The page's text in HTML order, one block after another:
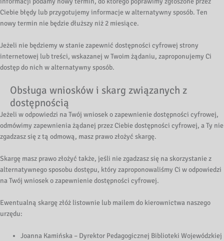
Ciebie błędy lub przygotujemy informacje w alternatywny sposób. Ten
nowy termin nie będzie dłuższy niż 2 miesiące.
Jeżeli nie będziemy w stanie zapewnić dostępności cyfrowej strony
internetowej lub treści, wskazanej w Twoim żądaniu, zaproponujemy Ci
dostęp do nich w alternatywny sposób.
Obsługa wniosków i skarg związanych z
dostępnością
Jeżeli w odpowiedzi na Twój wniosek o zapewnienie dostępności cyfrowej,
odmówimy zapewnienia żądanej przez Ciebie dostępności cyfrowej, a Ty nie
zgadzasz się z tą odmową, masz prawo złożyć skargę.
Skargę masz prawo złożyć także, jeśli nie zgadzasz się na skorzystanie z
alternatywnego sposobu dostępu, który zaproponowaliśmy Ci w odpowiedzi
na Twój wniosek o zapewnienie dostępności cyfrowej.
Ewentualną skargę złóż listownie lub mailem do kierownictwa naszego
urzędu:
Joanna Kamińska – Dyrektor Pedagogicznej Biblioteki Wojewódzkiej